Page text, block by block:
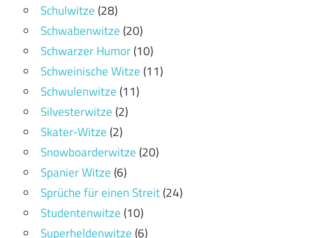
Schulwitze(28)
Schwabenwitze(20)
Schwarzer Humor(10)
Schweinische Witze(11)
Schwulenwitze(11)
Silvesterwitze(2)
Skater-Witze(2)
Snowboarderwitze(20)
Spanier Witze(6)
Sprüche für einen Streit(24)
Studentenwitze(10)
Superheldenwitze(6)